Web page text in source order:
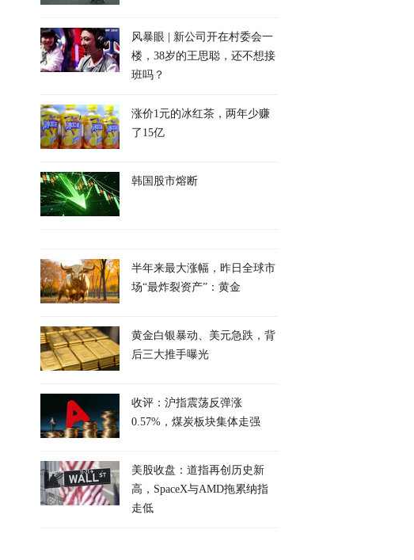
风暴眼 | 新公司开在村委会一
楼，38岁的王思聪，还不想接
班吗？
涨价1元的冰红茶，两年少赚
了15亿
韩国股市熔断
半年来最大涨幅，昨日全球市
场“最炸裂资产”：黄金
黄金白银暴动、美元急跌，背
后三大推手曝光
收评：沪指震荡反弹涨
0.57%，煤炭板块集体走强
美股收盘：道指再创历史新
高，SpaceX与AMD拖累纳指
走低